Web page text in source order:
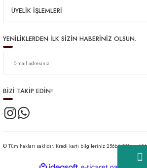
ÜYELİK İŞLEMLERİ
YENİLİKLERDEN İLK SİZİN HABERİNİZ OLSUN.
BİZİ TAKİP EDİN!
© Tüm hakları saklıdır. Kredi kartı bilgileriniz 256bit SSL
ideasoft